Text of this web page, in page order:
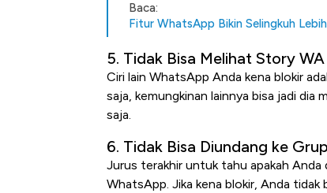
Baca:
Fitur WhatsApp Bikin Selingkuh
5. Tidak Bisa Melihat Story WA
Ciri lain WhatsApp Anda kena blokir
saja, kemungkinan lainnya bisa jadi
saja.
6. Tidak Bisa Diundang ke Grup
Jurus terakhir untuk tahu apakah Anda
WhatsApp. Jika kena blokir, Anda tidak